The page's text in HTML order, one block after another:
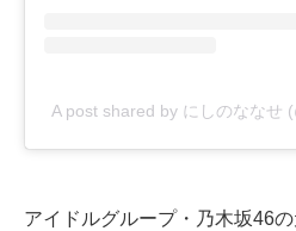
A post shared by にしのななせ
アイドルグループ・乃木坂46